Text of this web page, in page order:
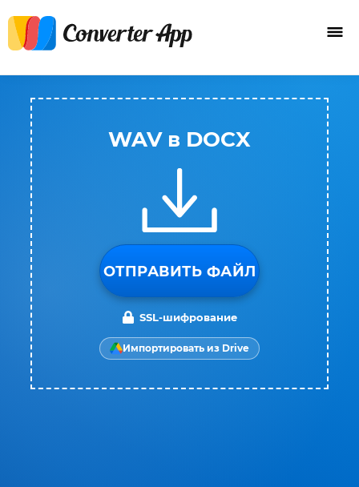
WAV в DOCX
ОТПРАВИТЬ ФАЙЛ
SSL-шифрование
Импортировать из Drive